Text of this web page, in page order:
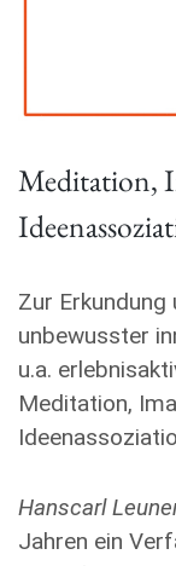
Meditation,
Zur
unbewusster
u.a.
Meditation,
Hanscarl
Jahren ein